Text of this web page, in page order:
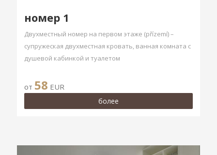
номер 1
Двухместный номер на первом этаже (přízemí) –
супружеская двухместная кровать, ванная комната с
душевой кабинкой и туалетом
от 58 EUR
более